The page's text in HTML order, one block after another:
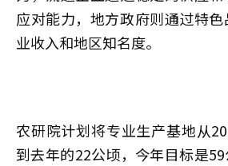
应对能力，地方政府则通过特
业收入和地区知名度。
农研院计划将专业生产基地从
到去年的22公顷，今年目标是